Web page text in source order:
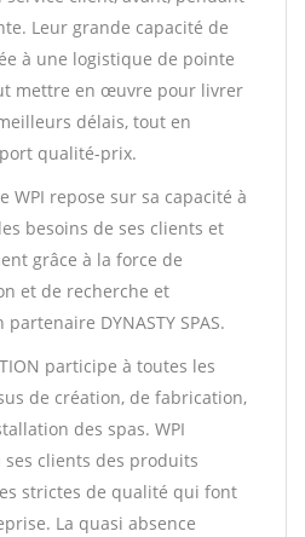
Leur grande capacité de
à une logistique de pointe
mettre en œuvre pour livrer
délais, tout en
qualité-prix.
WPI repose sur sa capacité à
besoins de ses clients et
grâce à la force de
et de recherche et
DYNASTY SPAS.
participe à toutes les
de création, de fabrication,
des spas. WPI
ses clients des produits
strictes de qualité qui font
La quasi absence